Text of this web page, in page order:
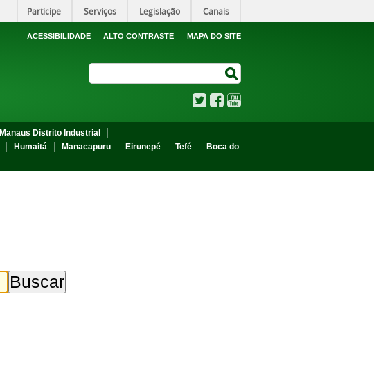
Participe Serviços Legislação Canais
ACESSIBILIDADE ALTO CONTRASTE MAPA DO SITE
TwitterFacebook
Manaus Distrito Industrial
Humaitá Manacapuru Eirunepé Tefé
Boca do